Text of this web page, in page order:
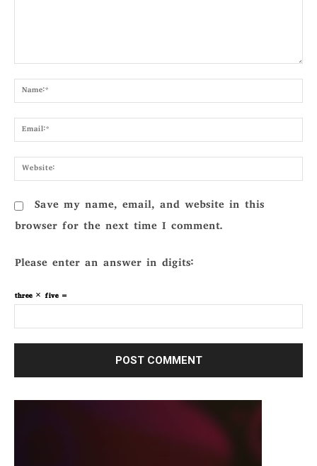
Save my name, email, and website in this
browser for the next time I comment.
Please enter an answer in digits:
three × five =